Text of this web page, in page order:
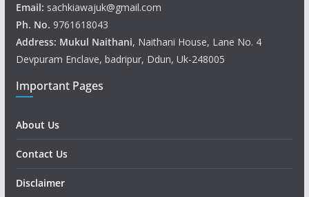
Email: sachkiawajuk@gmail.com
Ph. No. 9761618043
Address: Mukul Naithani, Naithani House, Lane No. 4
Devpuram Enclave, badripur, Ddun, Uk-248005
Important Pages
About Us
Contact Us
Disclaimer